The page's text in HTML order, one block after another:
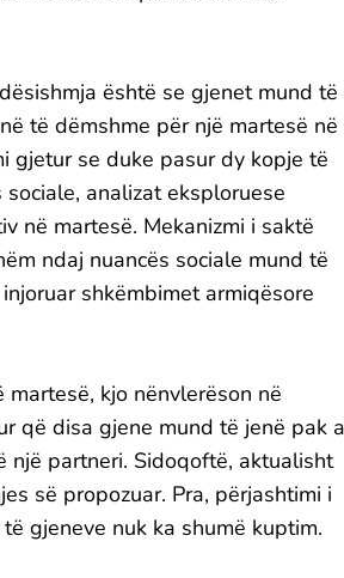
është se gjenet mund të
të dëmshme për një martesë në
gjetur se duke pasur dy kopje të
analizat eksploruese
në martesë. Mekanizmi i saktë
ndaj nuancës sociale mund të
shkëmbimet armiqësore
kjo nënvlerëson në
që disa gjene mund të jenë pak a
një partneri. Sidoqoftë, aktualisht
së propozuar. Pra, përjashtimi i
gjeneve nuk ka shumë kuptim.